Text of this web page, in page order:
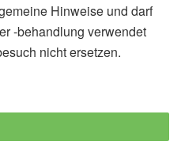
Hinweise und darf
-behandlung verwendet
nicht ersetzen.